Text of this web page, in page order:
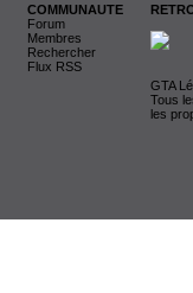
COMMUNAUTE
Forum
Membres
Rechercher
Flux RSS
GTA
Tous
les